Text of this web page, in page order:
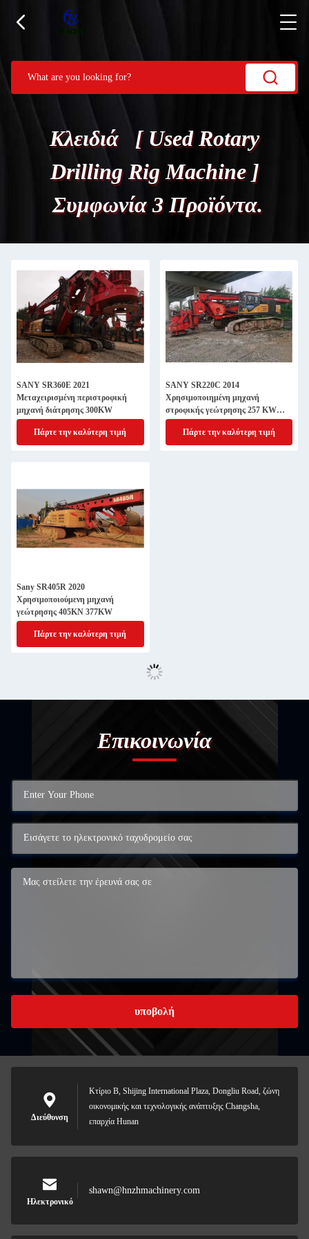
Κλειδιά [ Used Rotary
Drilling Rig Machine ]
Συμφωνία 3 Προϊόντα.
SANY SR360E 2021
Μεταχειρισμένη περιστροφική
μηχανή διάτρησης 300KW
Πάρτε την καλύτερη τιμή
SANY SR220C 2014
Χρησιμοποιημένη μηχανή
στροφικής γεώτρησης 257 KW
22Rpm
Πάρτε την καλύτερη τιμή
Sany SR405R 2020
Χρησιμοποιούμενη μηχανή
γεώτρησης 405KN 377KW
Πάρτε την καλύτερη τιμή
Επικοινωνία
υποβολή
Διεύθυνση
Κτίριο Β, Shijing International Plaza, Dongliu Road, ζώνη
οικονομικής και τεχνολογικής ανάπτυξης Changsha,
επαρχία Hunan
Ηλεκτρονικό
shawn@hnzhmachinery.com